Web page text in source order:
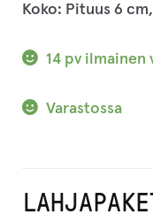
Koko: Pituus 6
14 pv ilmainen
Varastossa